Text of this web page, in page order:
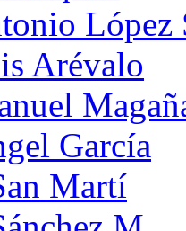
López
Arévalo
García
Martí